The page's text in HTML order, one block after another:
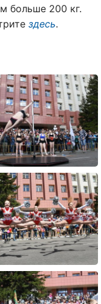
больше 200 кг.
здесь.